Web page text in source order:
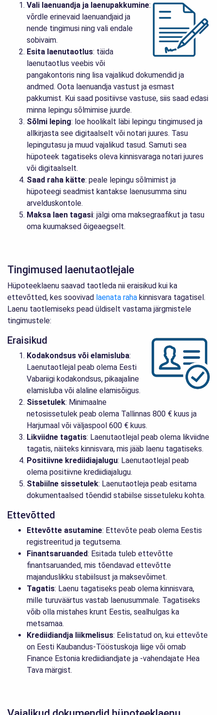
Vali laenuandja ja laenupakkumine:
võrdle erinevaid laenuandjaid ja
nende tingimusi ning vali endale
sobivaim.
Esita laenutaotlus: täida
laenutaotlus veebis või
pangakontoris ning lisa vajalikud dokumendid ja
andmed. Oota laenuandja vastust ja esmast
pakkumist. Kui saad positiivse vastuse, siis saad edasi
minna lepingu sõlmimise juurde.
Sõlmi leping: loe hoolikalt läbi lepingu tingimused ja
allkirjasta see digitaalselt või notari juures. Tasu
lepingutasu ja muud vajalikud tasud. Samuti sea
hüpoteek tagatiseks oleva kinnisvaraga notari juures
või digitaalselt.
Saad raha kätte: peale lepingu sõlmimist ja
hüpoteegi seadmist kantakse laenusumma sinu
arvelduskontole.
Maksa laen tagasi: jälgi oma maksegraafikut ja tasu
oma kuumaksed õigeaegselt.
Tingimused laenutaotlejale
Hüpoteeklaenu saavad taotleda nii eraisikud kui ka
ettevõtted, kes soovivad laenata raha kinnisvara tagatisel.
Laenu taotlemiseks pead üldiselt vastama järgmistele
tingimustele:
Eraisikud
Kodakondsus või elamisluba:
Laenutaotlejal peab olema Eesti
Vabariigi kodakondsus, pikaajaline
elamisluba või alaline elamisõigus.
Sissetulek: Minimaalne
netosissetulek peab olema Tallinnas 800 € kuus ja
Harjumaal või väljaspool 600 € kuus.
Likviidne tagatis: Laenutaotlejal peab olema likviidne
tagatis, näiteks kinnisvara, mis jääb laenu tagatiseks.
Positiivne krediidiajalugu: Laenutaotlejal peab
olema positiivne krediidiajalugu.
Stabiilne sissetulek: Laenutaotleja peab esitama
dokumentaalsed tõendid stabiilse sissetuleku kohta.
Ettevõtted
Ettevõtte asutamine: Ettevõte peab olema Eestis
registreeritud ja tegutsema.
Finantsaruanded: Esitada tuleb ettevõtte
finantsaruanded, mis tõendavad ettevõtte
majanduslikku stabiilsust ja maksevõimet.
Tagatis: Laenu tagatiseks peab olema kinnisvara,
mille turuväärtus vastab laenusummale. Tagatiseks
võib olla mistahes krunt Eestis, sealhulgas ka
metsamaa.
Krediidiandja liikmelisus: Eelistatud on, kui ettevõte
on Eesti Kaubandus-Tööstuskoja liige või omab
Finance Estonia krediidiandjate ja -vahendajate Hea
Tava märgist.